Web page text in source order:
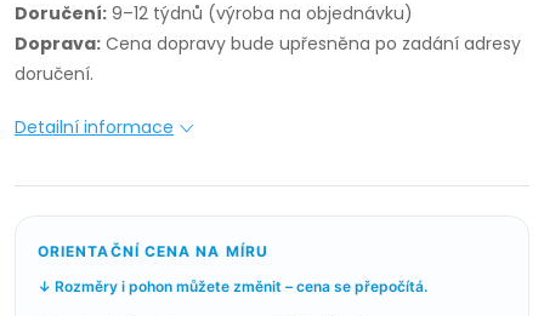
Doručení: 9–12 týdnů (výroba na objednávku)
Doprava: Cena dopravy bude upřesněna po zadání adresy
doručení.
Detailní informace
ORIENTAČNÍ CENA NA MÍRU
↓ Rozměry i pohon můžete změnit – cena se přepočítá.